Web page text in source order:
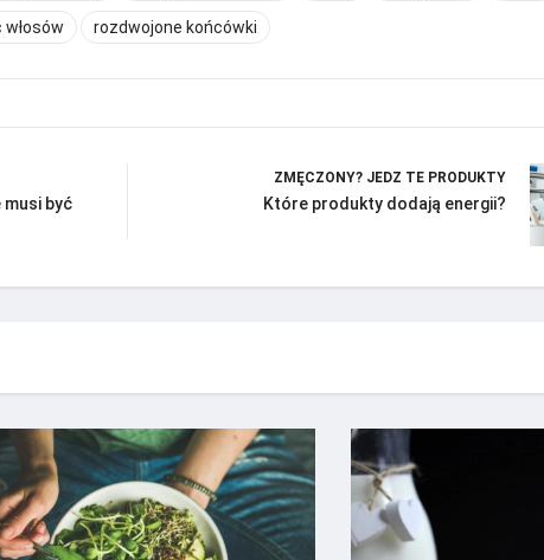
włosów rozdwojone końcówki
musi być
ZMĘCZONY? JEDZ TE PRODUKTY
Które produkty dodają energii?